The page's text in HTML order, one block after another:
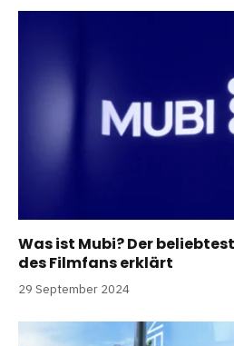
Was ist Mubi? Der
des Filmfans erklärt
29 September 2024